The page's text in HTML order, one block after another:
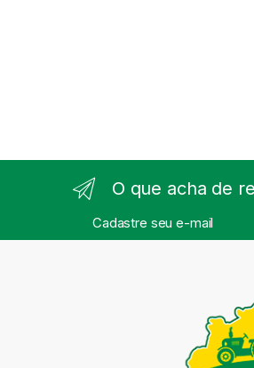
O que acha de
Cadastre seu e-mail